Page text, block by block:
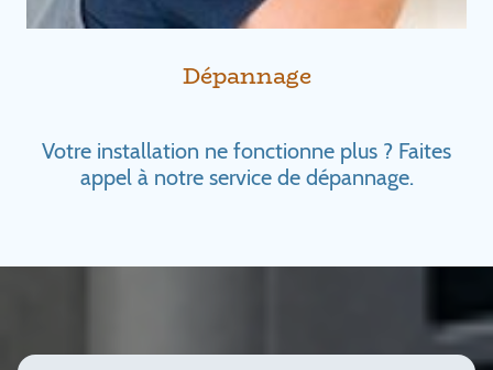
Dépannage
Votre installation ne fonctionne plus ? Faites
appel à notre service de dépannage.